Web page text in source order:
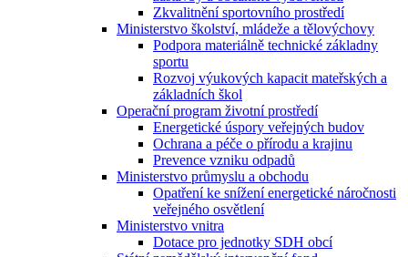
Zkvalitnění sportovního prostředí
Ministerstvo školství, mládeže a tělovýchovy
Podpora materiálně technické základny
sportu
Rozvoj výukových kapacit mateřských a
základních škol
Operační program životní prostředí
Energetické úspory veřejných budov
Ochrana a péče o přírodu a krajinu
Prevence vzniku odpadů
Ministerstvo průmyslu a obchodu
Opatření ke snížení energetické náročnosti
veřejného osvětlení
Ministerstvo vnitra
Dotace pro jednotky SDH obcí